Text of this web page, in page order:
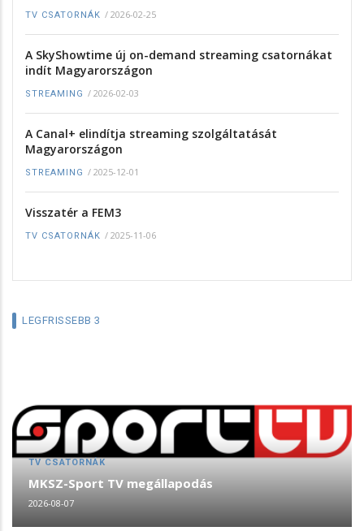
TV CSATORNÁK / 2026-02-25
A SkyShowtime új on-demand streaming csatornákat
indít Magyarországon
STREAMING / 2026-02-03
A Canal+ elindítja streaming szolgáltatását
Magyarországon
STREAMING / 2025-12-01
Visszatér a FEM3
TV CSATORNÁK / 2025-11-06
LEGFRISSEBB 3
TV CSATORNÁK
MKSZ-Sport TV megállapodás
2026-08-07